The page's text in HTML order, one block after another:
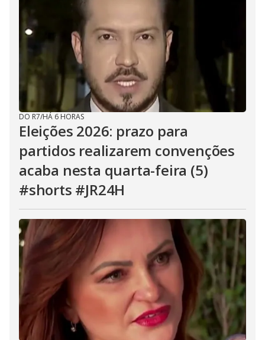
DO R7/HÁ 6 HORAS
Eleições 2026: prazo para
partidos realizarem convenções
acaba nesta quarta-feira (5)
#shorts #JR24H